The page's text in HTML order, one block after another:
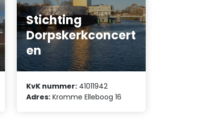
Stichting
Dorpskerkconcert
en
KvK nummer: 41011942
Adres: Kromme Elleboog 16